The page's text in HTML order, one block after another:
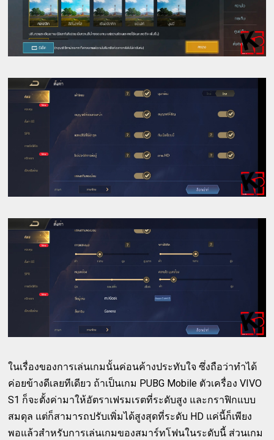
ในเรื่องของการเล่นเกมนั้นค่อนค้างประทับใจ ซึ่งถือว่าทำได้
ค่อยข้างดีเลยทีเดียว ถ้าเป็นเกม PUBG Mobile ตัวเครื่อง VIVO
S1 ก็จะตั้งค่ามาให้อัตราเฟรมเรตที่ระดับสูง และกราฟิกแบบ
สมดุล แต่ก็สามารถปรับเพิ่มได้สูงสุดที่ระดับ HD แค่นี้ก็เพียง
พอแล้วสำหรับการเล่นเกมของสมาร์ทโฟนในระดับนี้ ส่วนเกม